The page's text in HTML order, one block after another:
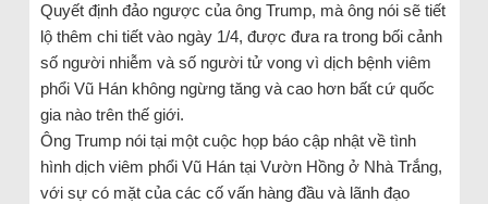
Quyết định đảo ngược của ông Trump, mà ông nói sẽ tiết
lộ thêm chi tiết vào ngày 1/4, được đưa ra trong bối cảnh
số người nhiễm và số người tử vong vì dịch bệnh viêm
phổi Vũ Hán không ngừng tăng và cao hơn bất cứ quốc
gia nào trên thế giới.
Ông Trump nói tại một cuộc họp báo cập nhật về tình
hình dịch viêm phổi Vũ Hán tại Vườn Hồng ở Nhà Trắng,
với sự có mặt của các cố vấn hàng đầu và lãnh đạo